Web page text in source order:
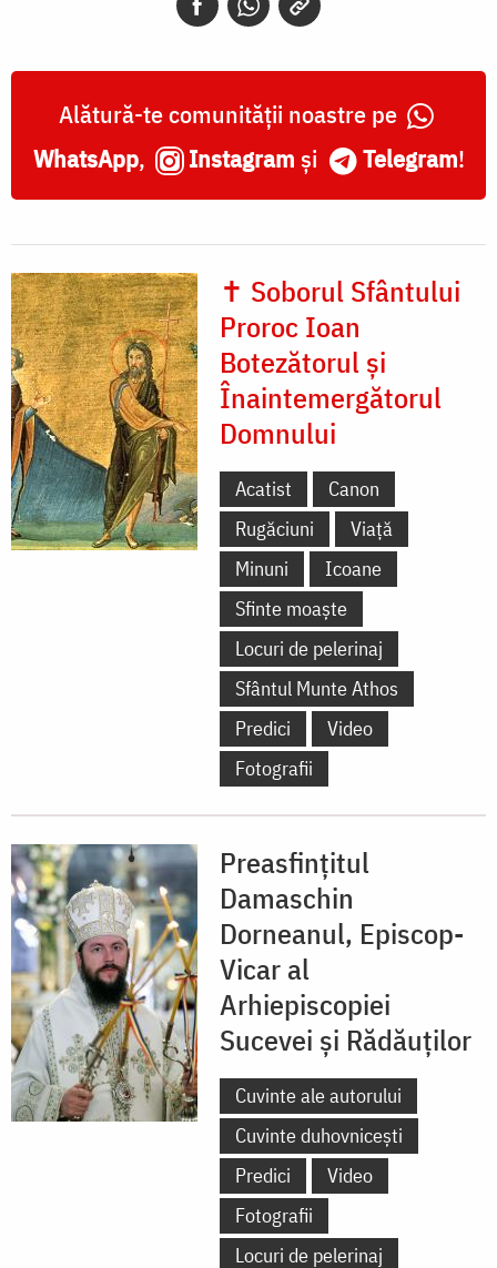
Alătură-te comunității noastre pe
WhatsApp, Instagram și Telegram!
✝ Soborul Sfântului
Proroc Ioan
Botezătorul și
Înaintemergătorul
Domnului
Acatist
Canon
Rugăciuni
Viață
Minuni
Icoane
Sfinte moaște
Locuri de pelerinaj
Sfântul Munte Athos
Predici
Video
Fotografii
Preasfințitul
Damaschin
Dorneanul, Episcop-
Vicar al
Arhiepiscopiei
Sucevei și Rădăuților
Cuvinte ale autorului
Cuvinte duhovnicești
Predici
Video
Fotografii
Locuri de pelerinaj